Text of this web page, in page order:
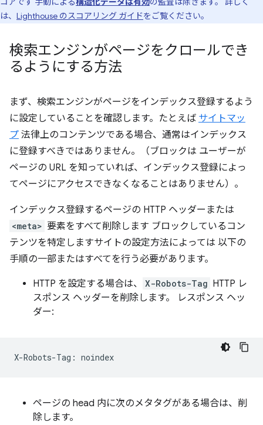
は、 Lighthouse のスコアリング ガイドをご覧ください。
検索エンジンがページをクロールでき
るようにする方法
まず、検索エンジンがページをインデックス登録するよう
に設定していることを確認します。たとえば サイトマッ
プ 法律上のコンテンツである場合、通常はインデックス
に登録すべきではありません。（ブロックは ユーザーが
ページの URL を知っていれば、インデックス登録によっ
てページにアクセスできなくなることはありません）。
インデックス登録するページの HTTP ヘッダーまたは
<meta> 要素をすべて削除します ブロックしているコン
テンツを特定しますサイトの設定方法によっては 以下の
手順の一部またはすべてを行う必要があります。
HTTP を設定する場合は、 X-Robots-Tag HTTP レ
スポンス ヘッダーを削除します。 レスポンス ヘッ
ダー:
ページの head 内に次のメタタグがある場合は、削
除します。